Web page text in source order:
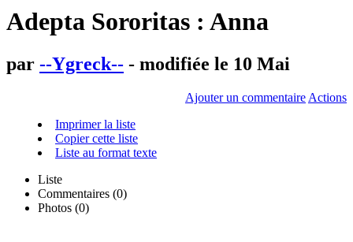
Adepta Sororitas : Anna
par --Ygreck-- - modifiée le 10 Mai
Ajouter un commentaire Actions
Imprimer la liste
Copier cette liste
Liste au format texte
Liste
Commentaires (0)
Photos (0)